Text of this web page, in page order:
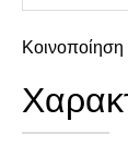
Κοινοποίηση